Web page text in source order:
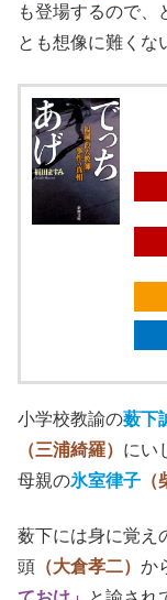
も登場するので、
とも想像に難くな
小学校教諭の薮下
（三浦綺羅） にい
母親の氷室律子
薮下には身に覚え
頭 （大倉孝二） か